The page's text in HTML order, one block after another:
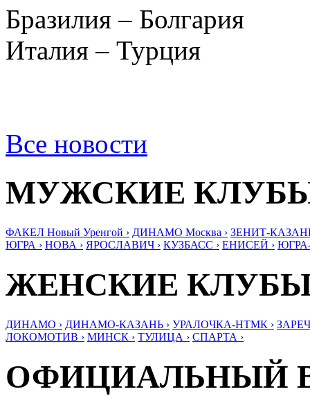
Бразилия – Болгария
Италия – Турция
Все новости
МУЖСКИЕ
ФАКЕЛ Новый Уренгой › ДИНАМО Москва › ЗЕНИТ-
ЮГРА › НОВА › ЯРОСЛАВИЧ › КУЗБАСС › ЕНИСЕЙ ›
ЖЕНСКИЕ
ДИНАМО › ДИНАМО-КАЗАНЬ › УРАЛОЧКА-НТМК ›
ЛОКОМОТИВ › МИНСК › ТУЛИЦА › СПАРТА ›
ОФИЦИАЛЬНЫЙ